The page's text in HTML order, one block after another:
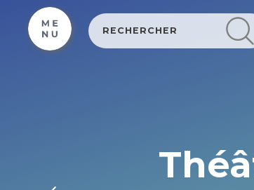
Cookies beheer paneel